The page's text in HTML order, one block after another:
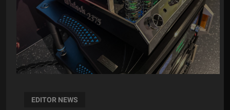
EDITOR NEWS